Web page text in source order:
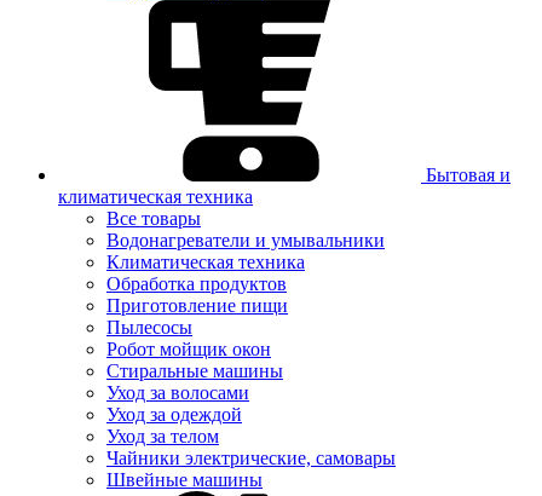
Бытовая и
климатическая техника
Все товары
Водонагреватели и умывальники
Климатическая техника
Обработка продуктов
Приготовление пищи
Пылесосы
Робот мойщик окон
Стиральные машины
Уход за волосами
Уход за одеждой
Уход за телом
Чайники электрические, самовары
Швейные машины